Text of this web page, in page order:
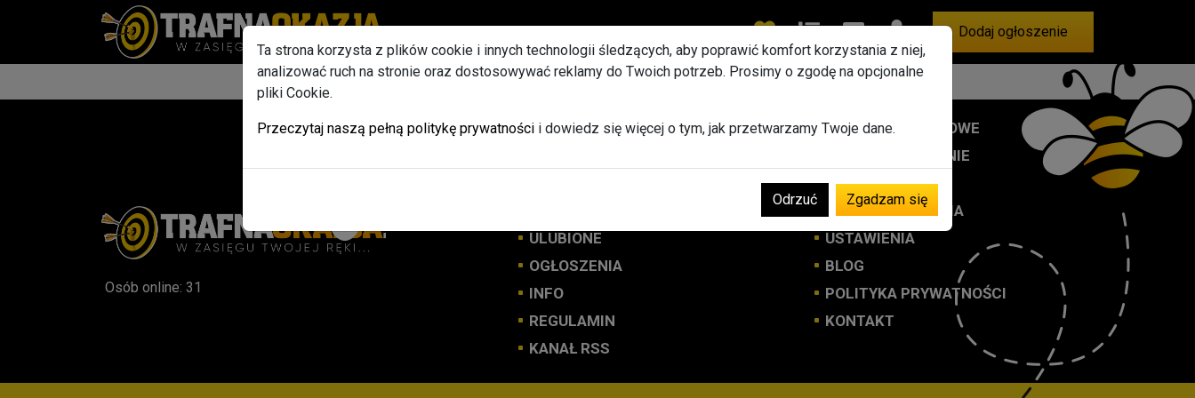
UlubioneOgłoszeniaWiadomości
Konto Dodaj ogłoszenie
Osób online: 31
STRONA GŁÓWNA
BANERY REKLAMOWE
DODAJ OGŁOSZENIE
REJESTRACJA
MOJE OGŁOSZENIA
ULUBIONE
USTAWIENIA
OGŁOSZENIA
BLOG
INFO
POLITYKA PRYWATNOŚCI
REGULAMIN
KONTAKT
KANAŁ RSS
Ta strona korzysta z plików cookie i innych technologii śledzących, aby poprawić komfort korzystania z niej,
analizować ruch na stronie oraz dostosowywać reklamy do Twoich potrzeb. Prosimy o zgodę na opcjonalne
pliki Cookie.
Przeczytaj naszą pełną politykę prywatności i dowiedz się więcej o tym, jak przetwarzamy Twoje dane.
Odrzuć Zgadzam się